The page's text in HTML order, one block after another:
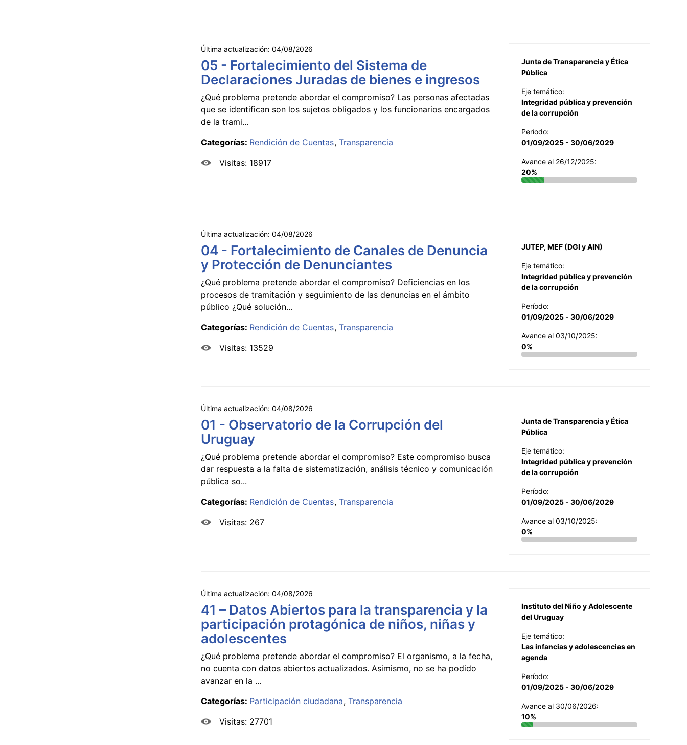
Última actualización: 04/08/2026
05 - Fortalecimiento del Sistema de
Declaraciones Juradas de bienes e ingresos
¿Qué problema pretende abordar el compromiso? Las personas afectadas
que se identifican son los sujetos obligados y los funcionarios encargados
de la trami...
Categorías: Rendición de Cuentas Transparencia
Visitas: 18917
Junta de Transparencia y Ética
Pública
Eje temático:
Integridad pública y prevención
de la corrupción
Período:
01/09/2025 - 30/06/2029
Avance al 26/12/2025:
20%
Última actualización: 04/08/2026
04 - Fortalecimiento de Canales de Denuncia
y Protección de Denunciantes
¿Qué problema pretende abordar el compromiso? Deficiencias en los
procesos de tramitación y seguimiento de las denuncias en el ámbito
público ¿Qué solución...
Categorías: Rendición de Cuentas Transparencia
Visitas: 13529
JUTEP, MEF (DGI y AIN)
Eje temático:
Integridad pública y prevención
de la corrupción
Período:
01/09/2025 - 30/06/2029
Avance al 03/10/2025:
0%
Última actualización: 04/08/2026
01 - Observatorio de la Corrupción del
Uruguay
¿Qué problema pretende abordar el compromiso? Este compromiso busca
dar respuesta a la falta de sistematización, análisis técnico y comunicación
pública so...
Categorías: Rendición de Cuentas Transparencia
Visitas: 267
Junta de Transparencia y Ética
Pública
Eje temático:
Integridad pública y prevención
de la corrupción
Período:
01/09/2025 - 30/06/2029
Avance al 03/10/2025:
0%
Última actualización: 04/08/2026
41 – Datos Abiertos para la transparencia y la
participación protagónica de niños, niñas y
adolescentes
¿Qué problema pretende abordar el compromiso? El organismo, a la fecha,
no cuenta con datos abiertos actualizados. Asimismo, no se ha podido
avanzar en la ...
Categorías: Participación ciudadana Transparencia
Visitas: 27701
Instituto del Niño y Adolescente
del Uruguay
Eje temático:
Las infancias y adolescencias en
agenda
Período:
01/09/2025 - 30/06/2029
Avance al 30/06/2026:
10%